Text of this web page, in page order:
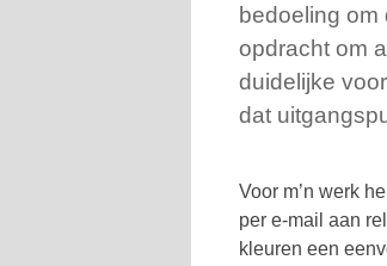
bedoeling om
opdracht om
duidelijke
dat
Voor m’n werk
per e-mail aan
kleuren een